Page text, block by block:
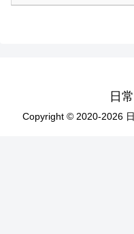
日
Copyright © 2020-2026